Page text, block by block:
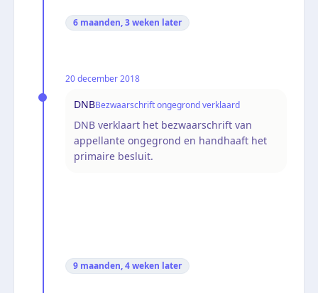
6 maanden, 3 weken later
20 december 2018
DNBBezwaarschrift ongegrond verklaard
DNB verklaart het bezwaarschrift van
appellante ongegrond en handhaaft het
primaire besluit.
9 maanden, 4 weken later